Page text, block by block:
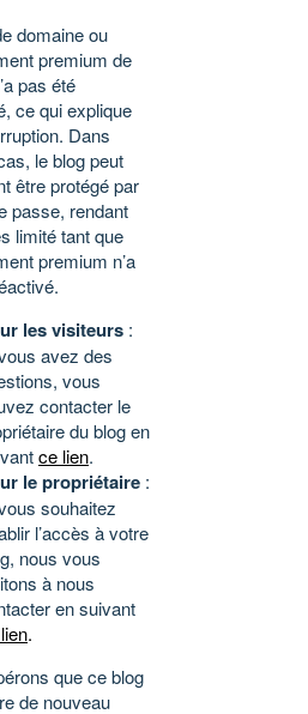
domaine ou
premium de
pas été
ce qui explique
Dans
le blog peut
être protégé par
passe, rendant
limité tant que
premium n’a
les visiteurs :
avez des
vous
contacter le
du blog en
ce lien.
le propriétaire :
souhaitez
l’accès à votre
nous vous
à nous
en suivant
.
que ce blog
de nouveau